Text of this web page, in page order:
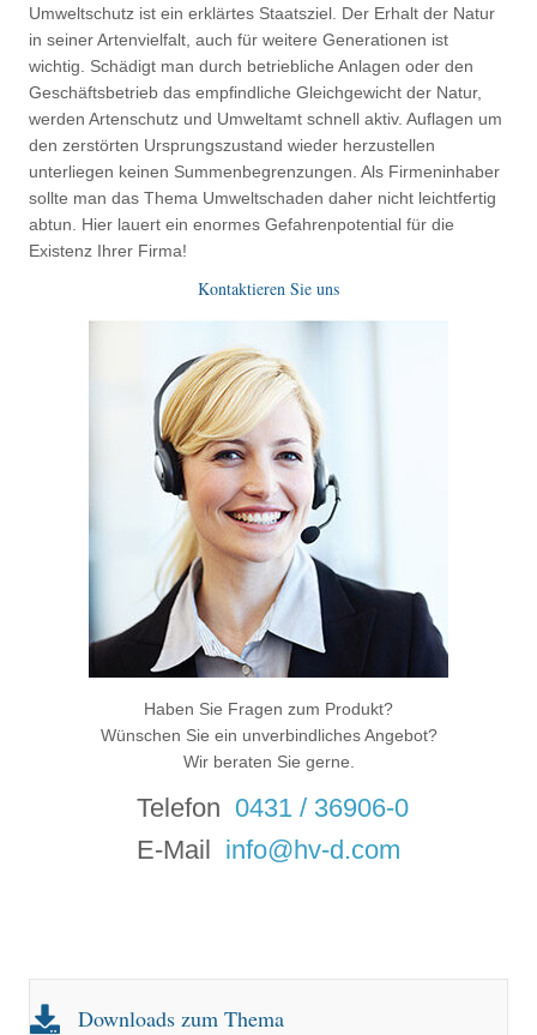
Umweltschutz ist ein erklärtes Staatsziel. Der Erhalt der Natur
in seiner Artenvielfalt, auch für weitere Generationen ist
wichtig. Schädigt man durch betriebliche Anlagen oder den
Geschäftsbetrieb das empfindliche Gleichgewicht der Natur,
werden Artenschutz und Umweltamt schnell aktiv. Auflagen um
den zerstörten Ursprungszustand wieder herzustellen
unterliegen keinen Summenbegrenzungen. Als Firmeninhaber
sollte man das Thema Umweltschaden daher nicht leichtfertig
abtun. Hier lauert ein enormes Gefahrenpotential für die
Existenz Ihrer Firma!
Kontaktieren Sie uns
Haben Sie Fragen zum Produkt?
Wünschen Sie ein unverbindliches Angebot?
Wir beraten Sie gerne.
Telefon 0431 / 36906-0
E-Mail info@hv-d.com
Downloads zum Thema